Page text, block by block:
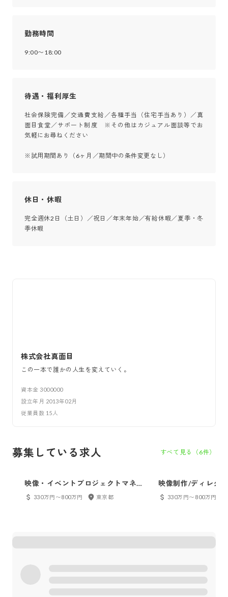
勤務時間
9:00〜18:00
待遇・福利厚生
社会保険完備／交通費支給／各種手当（住宅手当あり）／真
面目食堂／サポート制度　※その他はカジュアル面談等でお
気軽にお尋ねください
※試用期間あり（6ヶ月／期間中の条件変更なし）
休日・休暇
完全週休2日（土日）／祝日／年末年始／有給休暇／夏季・冬
季休暇
株式会社真面目
この一本で誰かの人生を変えていく。
資本金 3000000
設立年月 2013年02月
従業員数 15 人
募集している求人 すべて見る（ 6件）
映像・イベントプロジェクトマネー
ジャー
330万円〜800万円 東京都
映像制作/ディレク
330万円〜800万円